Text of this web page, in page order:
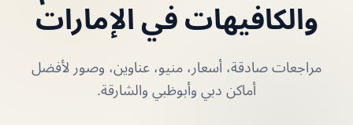
والكافيهات في الإمارات
مراجعات صادقة، أسعار، منيو، عناوين، وصور لأفضل
أماكن دبي وأبوظبي والشارقة.